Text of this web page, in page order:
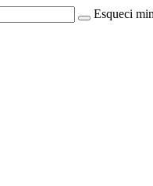
Esqueci